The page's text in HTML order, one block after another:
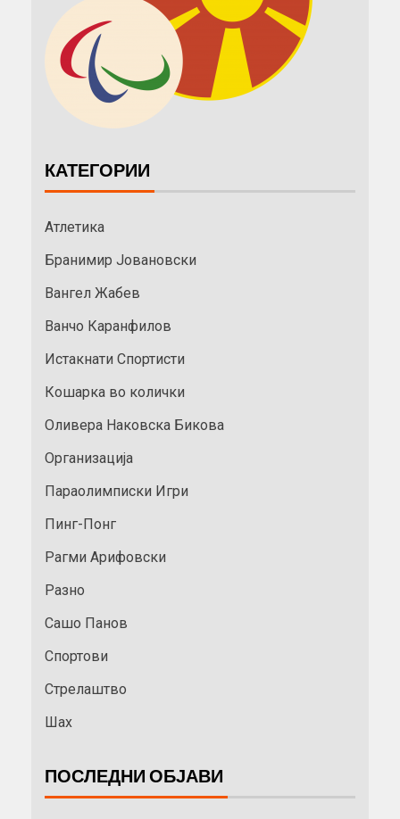
КАТЕГОРИИ
Атлетика
Бранимир Јовановски
Вангел Жабев
Ванчо Каранфилов
Истакнати Спортисти
Кошарка во колички
Оливера Наковска Бикова
Организација
Параолимписки Игри
Пинг-Понг
Рагми Арифовски
Разно
Сашо Панов
Спортови
Стрелаштво
Шах
ПОСЛЕДНИ ОБЈАВИ